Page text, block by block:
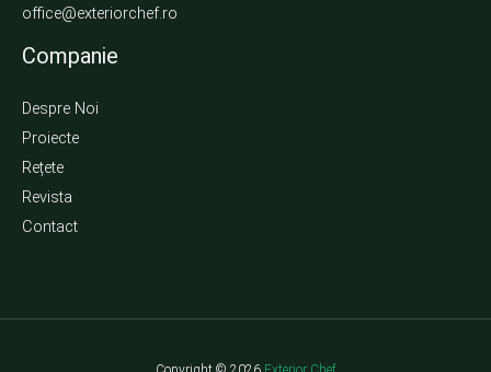
office@exteriorchef.ro
Companie
Despre Noi
Proiecte
Rețete
Revista
Contact